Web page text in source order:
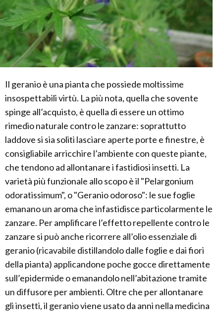
Il geranio è una pianta che possiede moltissime
insospettabili virtù. La più nota, quella che sovente
spinge all’acquisto, è quella di essere un ottimo
rimedio naturale contro le zanzare: soprattutto
laddove si sia soliti lasciare aperte porte e finestre, è
consigliabile arricchire l’ambiente con queste piante,
che tendono ad allontanare i fastidiosi insetti. La
varietà più funzionale allo scopo è il "Pelargonium
odoratissimum", o "Geranio odoroso": le sue foglie
emanano un aroma che infastidisce particolarmente le
zanzare. Per amplificare l’effetto repellente contro le
zanzare si può anche ricorrere all’olio essenziale di
geranio (ricavabile distillandolo dalle foglie e dai fiori
della pianta) applicandone poche gocce direttamente
sull’epidermide o emanandolo nell’abitazione tramite
un diffusore per ambienti. Oltre che per allontanare
gli insetti, il geranio viene usato da anni nella medicina